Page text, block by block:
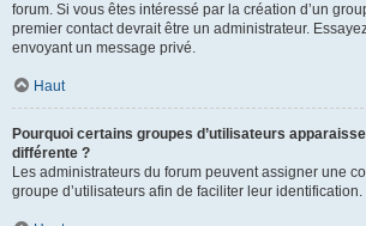
forum. Si vous êtes intéressé par la création d’un
premier contact devrait être un administrateur.
envoyant un message privé.
Haut
Pourquoi certains groupes d’utilisateurs
différente ?
Les administrateurs du forum peuvent assigner une
groupe d’utilisateurs afin de faciliter leur identification.